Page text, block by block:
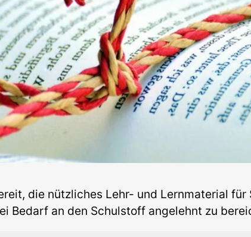
Lernmaterial
die nützliches Lehr- und Lernmaterial für
Bedarf an den Schulstoff angelehnt zu